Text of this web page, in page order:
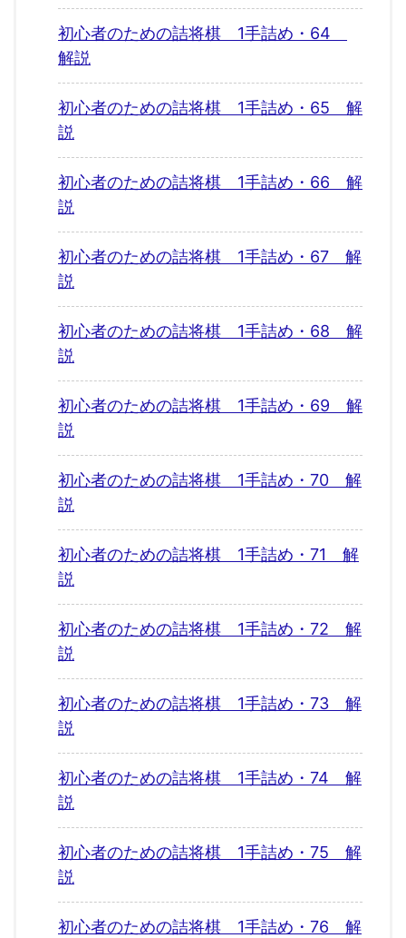
初心者のための詰将棋 1手詰め・64
解説
初心者のための詰将棋 1手詰め・65 解
説
初心者のための詰将棋 1手詰め・66 解
説
初心者のための詰将棋 1手詰め・67 解
説
初心者のための詰将棋 1手詰め・68 解
説
初心者のための詰将棋 1手詰め・69 解
説
初心者のための詰将棋 1手詰め・70 解
説
初心者のための詰将棋 1手詰め・71 解
説
初心者のための詰将棋 1手詰め・72 解
説
初心者のための詰将棋 1手詰め・73 解
説
初心者のための詰将棋 1手詰め・74 解
説
初心者のための詰将棋 1手詰め・75 解
説
初心者のための詰将棋 1手詰め・76 解